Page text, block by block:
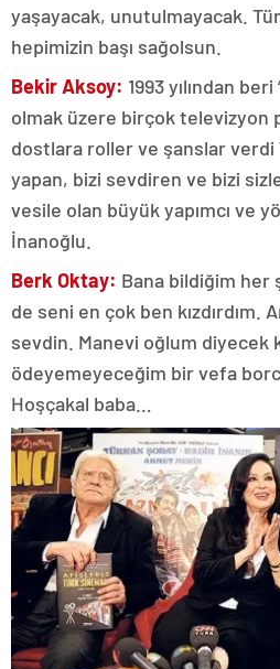
yaşayacak, unutulmayacak.
hepimizin başı sağolsun.
Bekir Aksoy: 1993 yılından
olmak üzere birçok televizyon
dostlara roller ve şanslar verdi
yapan, bizi sevdiren ve bizi
vesile olan büyük yapımcı ve
İnanoğlu.
Berk Oktay: Bana bildiğim
de seni en çok ben kızdırdım.
sevdin. Manevi oğlum diyecek
ödeyemeyeceğim bir vefa
Hoşçakal baba…